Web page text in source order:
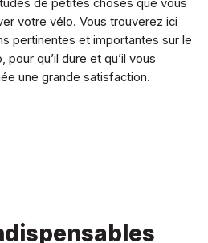
de petites choses que vous
votre vélo. Vous trouverez ici
pertinentes et importantes sur le
qu’il dure et qu’il vous
une grande satisfaction.